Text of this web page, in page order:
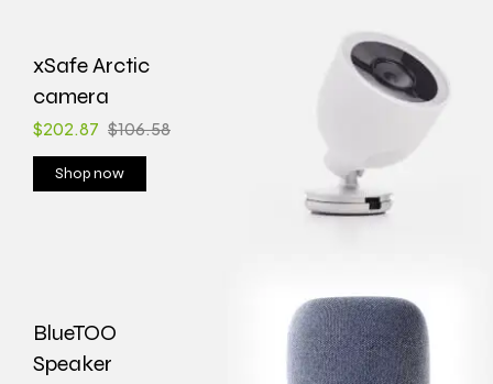
xSafe Arctic
camera
$202.87 $106.58
Shop now
BlueTOO
Speaker